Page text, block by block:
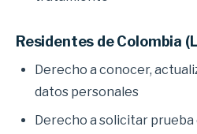
Residentes de Colombia
Derecho a conocer,
datos personales
Derecho a solicitar